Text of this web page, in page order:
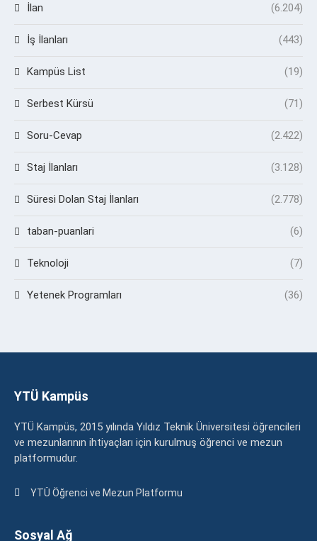
İlan (6.204)
İş İlanları (443)
Kampüs List (19)
Serbest Kürsü (71)
Soru-Cevap (2.422)
Staj İlanları (3.128)
Süresi Dolan Staj İlanları (2.778)
taban-puanlari (6)
Teknoloji (7)
Yetenek Programları (36)
YTÜ Kampüs
YTÜ Kampüs, 2015 yılında Yıldız Teknik Üniversitesi öğrencileri
ve mezunlarının ihtiyaçları için kurulmuş öğrenci ve mezun
platformudur.
YTÜ Öğrenci ve Mezun Platformu
Sosyal Ağ